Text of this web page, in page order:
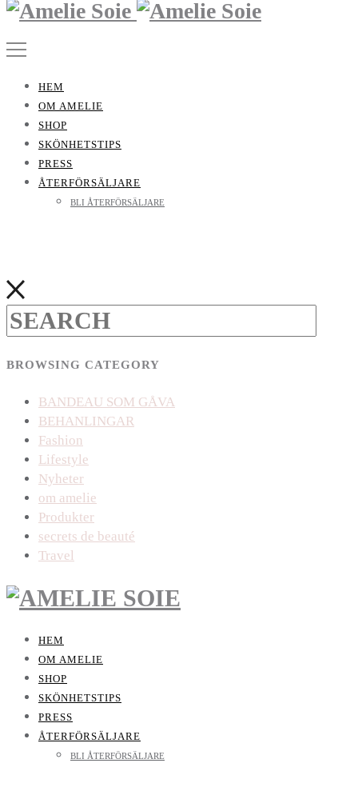
HEM
OM AMELIE
SHOP
SKÖNHETSTIPS
PRESS
ÅTERFÖRSÄLJARE
BLI ÅTERFÖRSÄLJARE
BROWSING CATEGORY
BANDEAU SOM GÅVA
BEHANLINGAR
Fashion
Lifestyle
Nyheter
om amelie
Produkter
secrets de beauté
Travel
HEM
OM AMELIE
SHOP
SKÖNHETSTIPS
PRESS
ÅTERFÖRSÄLJARE
BLI ÅTERFÖRSÄLJARE